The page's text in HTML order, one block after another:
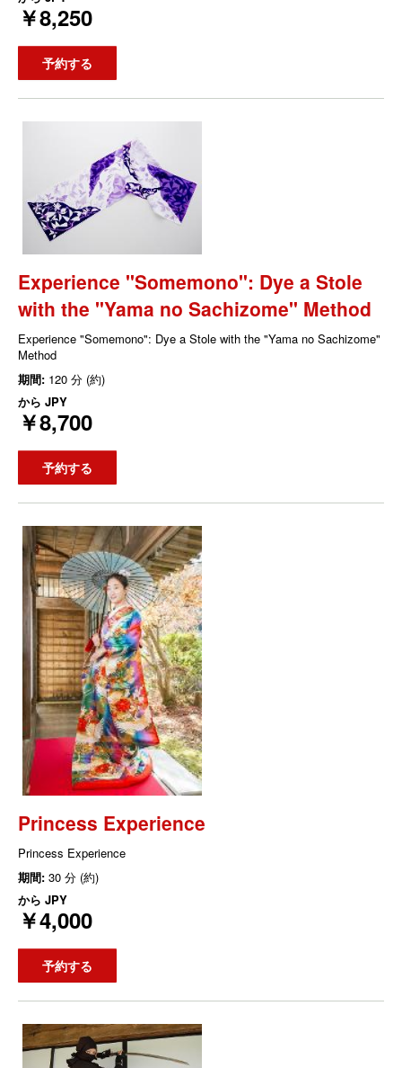
￥8,250
予約する
Experience "Somemono": Dye a Stole
with the "Yama no Sachizome" Method
Experience "Somemono": Dye a Stole with the "Yama no Sachizome"
Method
期間: 120 分 (約)
から JPY
￥8,700
予約する
Princess Experience
Princess Experience
期間: 30 分 (約)
から JPY
￥4,000
予約する